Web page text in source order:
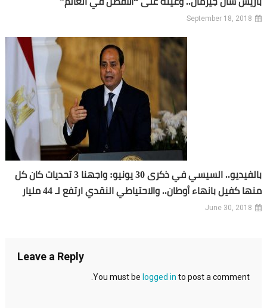
September 18, 2018
بالفيديو.. السيسي في ذكرى 30 يونيو: واجهنا 3 تحديات كان كل
منها كفيل بانهاء أوطان.. والاحتياطي النقدي ارتفع لـ 44 مليار
June 30, 2018
Leave a Reply
You must be logged in to post a comment.